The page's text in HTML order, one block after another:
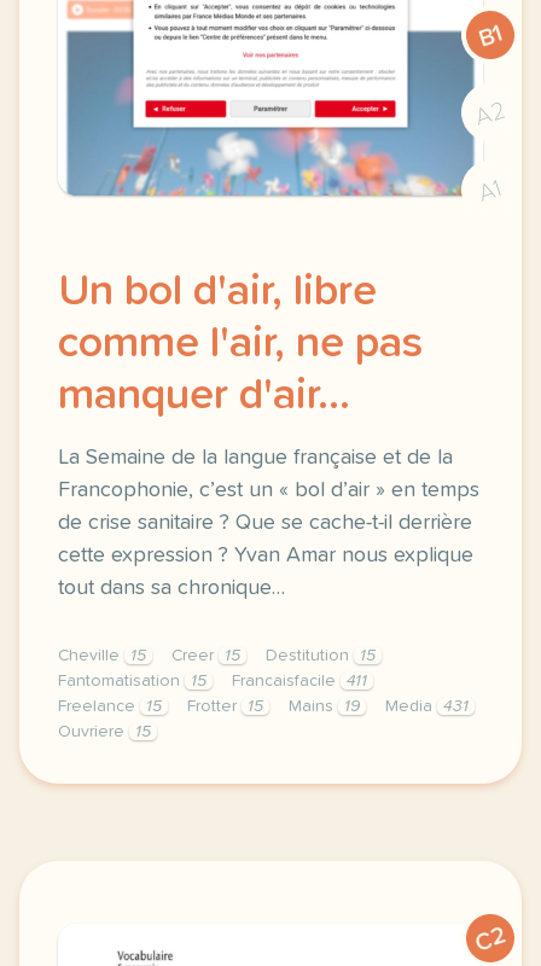
B1
A2
A1
Un bol d'air, libre
comme l'air, ne pas
manquer d'air...
La Semaine de la langue française et de la
Francophonie, c’est un « bol d’air » en temps
de crise sanitaire ? Que se cache-t-il derrière
cette expression ? Yvan Amar nous explique
tout dans sa chronique…
Cheville 15 Creer 15 Destitution
15
Fantomatisation
15 Francaisfacile
411
Freelance
15 Frotter 15 Mains 19 Media
431
Ouvriere
15
exercice b1 un bol d air libre comme l air ne pas
C2